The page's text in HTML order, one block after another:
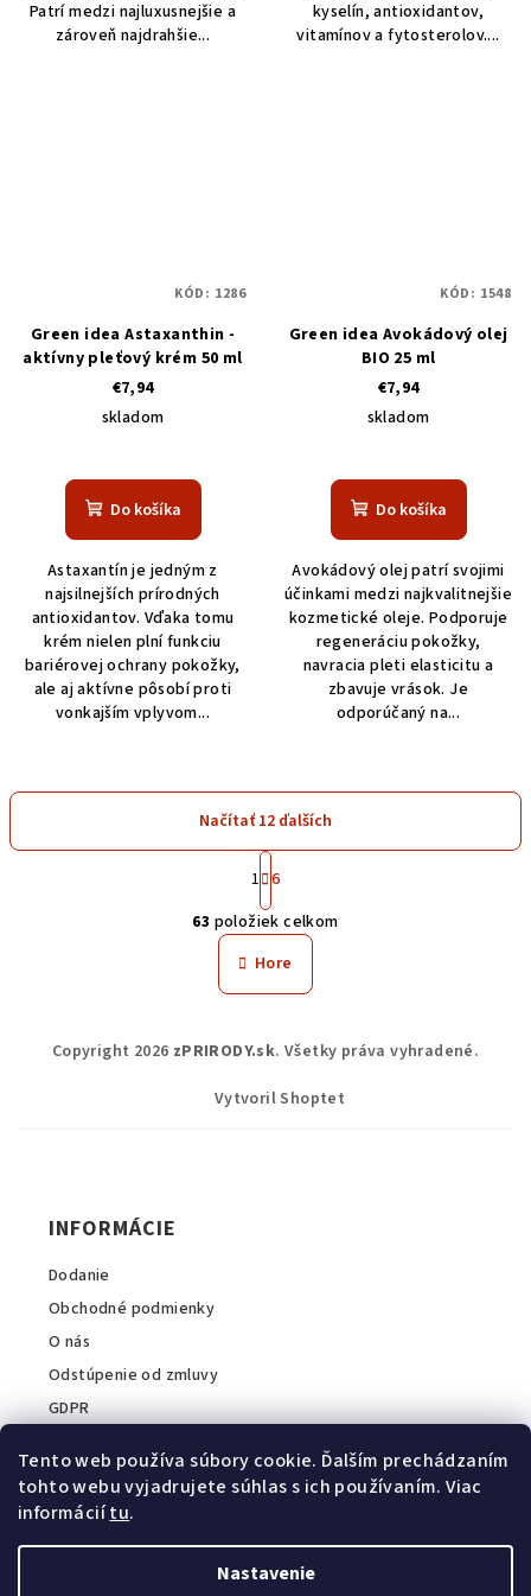
Tento web používa súbory cookie. Ďalším prechádzaním
tohto webu vyjadrujete súhlas s ich používaním. Viac
informáciítu.
Nastavenie
Patrí medzi najluxusnejšie a
zároveň najdrahšie...
kyselín, antioxidantov,
vitamínov a fytosterolov....
Green idea Astaxanthin -
aktívny pleťový krém 50 ml
€7,94
skladom
Do košíka
Astaxantín je jedným z
najsilnejších prírodných
antioxidantov. Vďaka tomu
krém nielen plní funkciu
bariérovej ochrany pokožky,
ale aj aktívne pôsobí proti
vonkajším vplyvom...
KÓD: 1286
Green idea Avokádový olej
BIO 25 ml
€7,94
skladom
Do košíka
Avokádový olej patrí svojimi
účinkami medzi najkvalitnejšie
kozmetické oleje. Podporuje
regeneráciu pokožky,
navracia pleti elasticitu a
zbavuje vrások. Je
odporúčaný na...
KÓD: 1548
O
v
l
á
a
i
u
Načítať 12 ďalších
S
t
r
á
n
k
o
a
n
i
e
1 6
63 položiek celkom
Hore
Copyright 2026 zPRIRODY.sk. Všetky práva vyhradené.
Vytvoril Shoptet
INFORMÁCIE
Dodanie
Obchodné podmienky
O nás
Odstúpenie od zmluvy
GDPR
INFORMÁCIE O E-SHOPE